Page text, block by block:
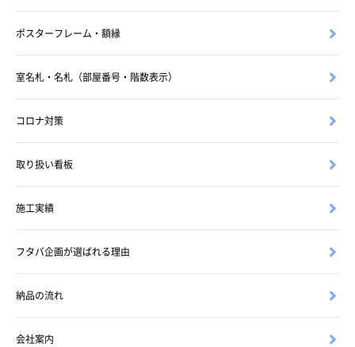
ポスターフレーム・額縁
室名札・名札（部屋番号・階数表示）
コロナ対策
取り扱い看板
施工実績
フタバ企画が選ばれる理由
納品の流れ
会社案内